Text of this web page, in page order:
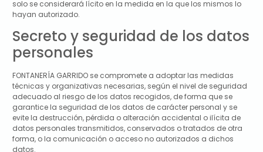
solo se considerará lícito en la medida en la que los mismos lo
hayan autorizado.
Secreto y seguridad de los datos
personales
FONTANERÍA GARRIDOse compromete a adoptar las medidas
técnicas y organizativas necesarias, según el nivel de seguridad
adecuado al riesgo de los datos recogidos, de forma que se
garantice la seguridad de los datos de carácter personal y se
evite la destrucción, pérdida o alteración accidental o ilícita de
datos personales transmitidos, conservados o tratados de otra
forma, o la comunicación o acceso no autorizados a dichos
datos.